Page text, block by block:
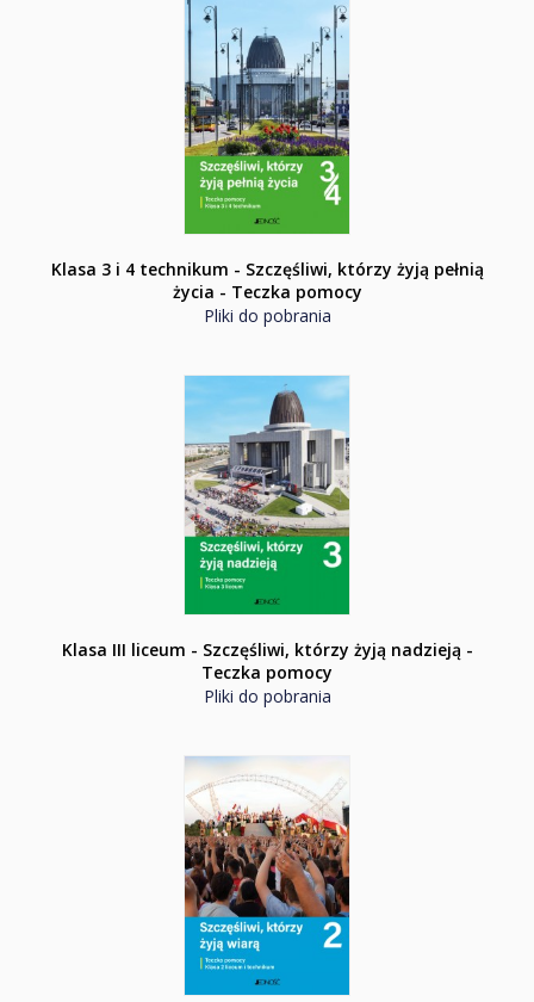
Klasa 3 i 4 technikum - Szczęśliwi, którzy żyją pełnią
życia - Teczka pomocy
Pliki do pobrania
Klasa III liceum - Szczęśliwi, którzy żyją nadzieją -
Teczka pomocy
Pliki do pobrania